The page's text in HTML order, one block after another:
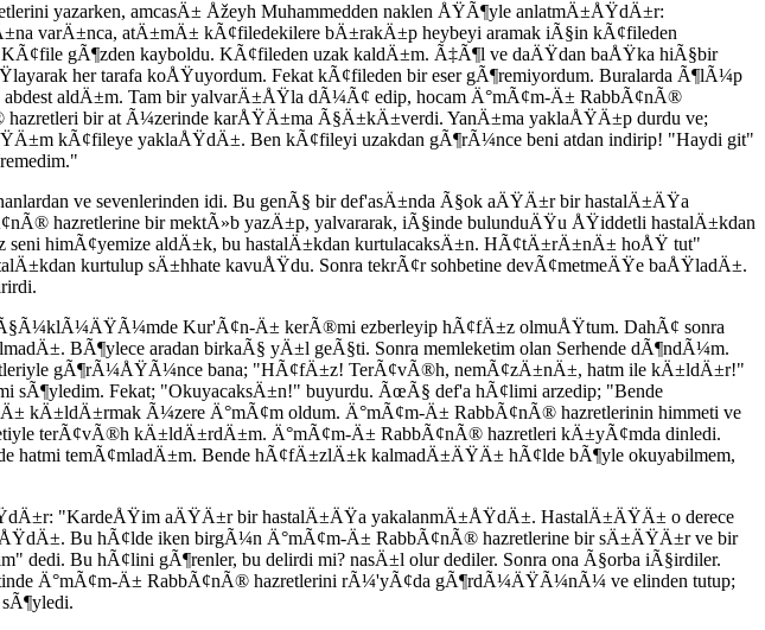
yazarken, amcasÄ± Åžeyh Muhammedden naklen ÅŸÃ¶yle anlatmÄ±ÅŸdÄ±r:
varÄ±nca, atÄ±mÄ± kÃ¢filedekilere bÄ±rakÄ±p heybeyi aramak iÃ§in kÃ¢fileden
gÃ¶zden kayboldu. KÃ¢fileden uzak kaldÄ±m. Ã‡Ã¶l ve daÄŸdan baÅŸka hiÃ§bir
her tarafa koÅŸuyordum. Fekat kÃ¢fileden bir eser gÃ¶remiyordum. Buralarda Ã¶lÃ¼p
aldÄ±m. Tam bir yalvarÄ±ÅŸla dÃ¼Ã¢ edip, hocam Ä°mÃ¢m-Ä± RabbÃ¢nÃ®
bir at Ã¼zerinde karÅŸÄ±ma Ã§Ä±kÄ±verdi. YanÄ±ma yaklaÅŸÄ±p durdu ve;
kÃ¢fileye yaklaÅŸdÄ±. Ben kÃ¢fileyi uzakdan gÃ¶rÃ¼nce beni atdan indirip! "Haydi git"
ve sevenlerinden idi. Bu genÃ§ bir def'asÄ±nda Ã§ok aÄŸÄ±r bir hastalÄ±ÄŸa
hazretlerine bir mektÃ»b yazÄ±p, yalvararak, iÃ§inde bulunduÄŸu ÅŸiddetli hastalÄ±kdan
himÃ¢yemize aldÄ±k, bu hastalÄ±kdan kurtulacaksÄ±n. HÃ¢tÄ±rÄ±nÄ± hoÅŸ tut"
kurtulup sÄ±hhate kavuÅŸdu. Sonra tekrÃ¢r sohbetine devÃ¢metmeÄŸe baÅŸladÄ±.
Kur'Ã¢n-Ä± kerÃ®mi ezberleyip hÃ¢fÄ±z olmuÅŸtum. DahÃ¢ sonra
BÃ¶ylece aradan birkaÃ§ yÄ±l geÃ§ti. Sonra memleketim olan Serhende dÃ¶ndÃ¼m.
gÃ¶rÃ¼ÅŸÃ¼nce bana; "HÃ¢fÄ±z! TerÃ¢vÃ®h, nemÃ¢zÄ±nÄ±, hatm ile kÄ±ldÄ±r!"
Fekat; "OkuyacaksÄ±n!" buyurdu. ÃœÃ§ def'a hÃ¢limi arzedip; "Bende
kÄ±ldÄ±rmak Ã¼zere Ä°mÃ¢m oldum. Ä°mÃ¢m-Ä± RabbÃ¢nÃ® hazretlerinin himmeti ve
terÃ¢vÃ®h kÄ±ldÄ±rdÄ±m. Ä°mÃ¢m-Ä± RabbÃ¢nÃ® hazretleri kÄ±yÃ¢mda dinledi.
temÃ¢mladÄ±m. Bende hÃ¢fÄ±zlÄ±k kalmadÄ±ÄŸÄ± hÃ¢lde bÃ¶yle okuyabilmem,
"KardeÅŸim aÄŸÄ±r bir hastalÄ±ÄŸa yakalanmÄ±ÅŸdÄ±. HastalÄ±ÄŸÄ± o derece
Bu hÃ¢lde iken birgÃ¼n Ä°mÃ¢m-Ä± RabbÃ¢nÃ® hazretlerine bir sÄ±ÄŸÄ±r ve bir
Bu hÃ¢lini gÃ¶renler, bu delirdi mi? nasÄ±l olur dediler. Sonra ona Ã§orba iÃ§irdiler.
Ä°mÃ¢m-Ä± RabbÃ¢nÃ® hazretlerini rÃ¼'yÃ¢da gÃ¶rdÃ¼ÄŸÃ¼nÃ¼ ve elinden tutup;